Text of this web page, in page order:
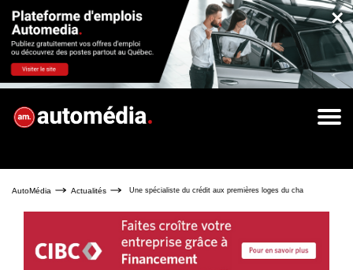
×
AutoMédia Actualités Une spécialiste du crédit aux premières loges du changement